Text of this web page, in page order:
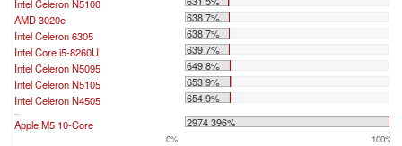
Intel Celeron N5100
AMD 3020e
638 7%
Intel Celeron 6305
638 7%
Intel Core i5-8260U
639 7%
Intel Celeron N5095
649 8%
Intel Celeron N5105
653 9%
Intel Celeron N4505
654 9%
...
Apple M5 10-Core 2974 396%
0% 100%